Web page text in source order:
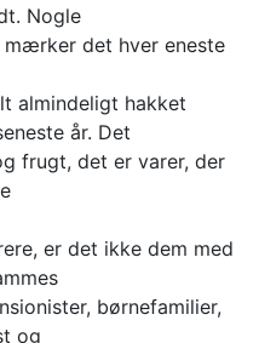
Nogle
det hver eneste
almindeligt hakket
år. Det
frugt, det er varer, der
er det ikke dem med
børnefamilier,
og